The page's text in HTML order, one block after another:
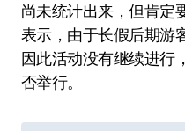
尚未统计出来，但肯定
表示，由于长假后期游
因此活动没有继续进行
否举行。